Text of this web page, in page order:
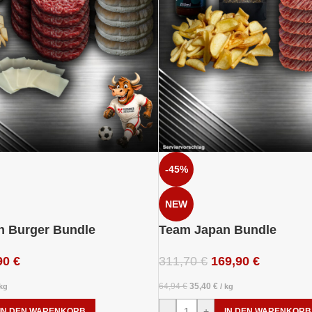
Burger Bundle
€
-45%
NEW
Team Japan Bundle
311,70€ 169,90 €
64,94€ 35,40 € / kg